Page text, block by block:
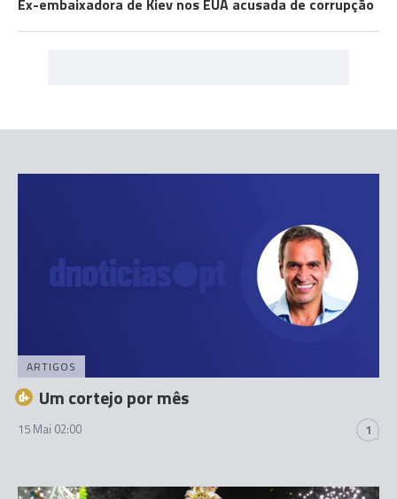
Ex-embaixadora de Kiev nos EUA acusada de corrupção
ARTIGOS
Um cortejo por mês
15 Mai 02:00 1